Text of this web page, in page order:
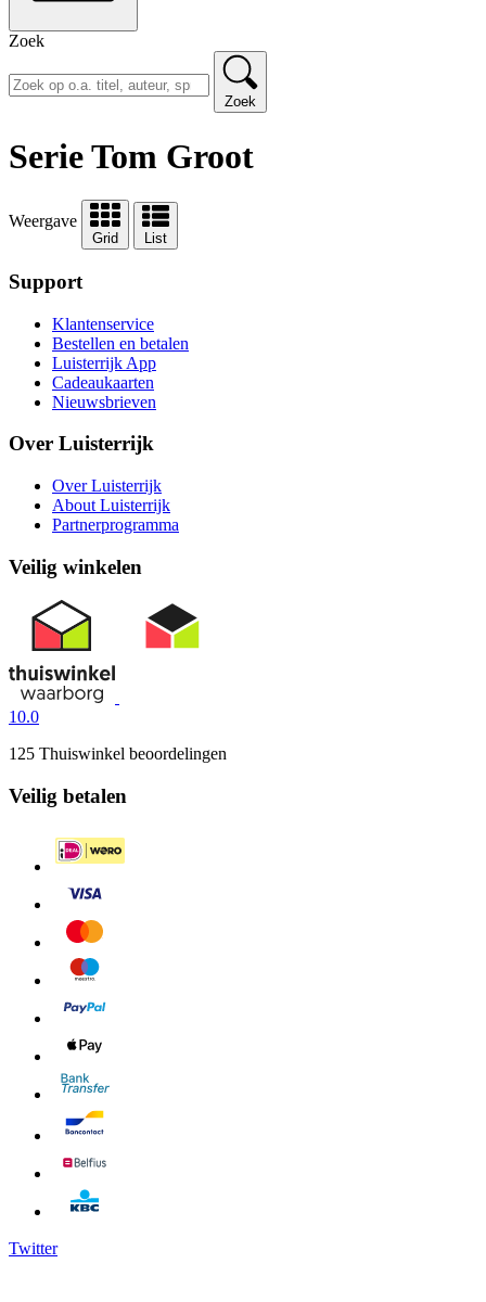
Zoek
Zoek
Serie Tom Groot
Weergave
Grid List
Support
Klantenservice
Bestellen en betalen
Luisterrijk App
Cadeaukaarten
Nieuwsbrieven
Over Luisterrijk
Over Luisterrijk
About Luisterrijk
Partnerprogramma
Veilig winkelen
10.0
125 Thuiswinkel beoordelingen
Veilig betalen
Twitter